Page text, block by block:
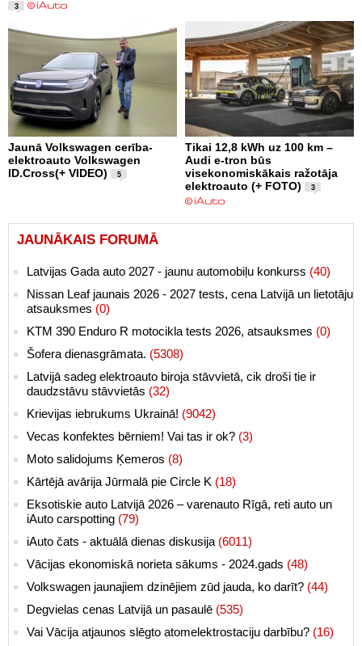
3
Jaunā Volkswagen cerība-
elektroauto Volkswagen
ID.Cross(+ VIDEO)
5
Tikai 12,8 kWh uz 100 km –
Audi e-tron būs
visekonomiskākais ražotāja
elektroauto (+ FOTO)
3
JAUNĀKAIS FORUMĀ
Latvijas Gada auto 2027 - jaunu automobiļu konkurss (40)
Nissan Leaf jaunais 2026 - 2027 tests, cena Latvijā un lietotāju
atsauksmes (0)
KTM 390 Enduro R motocikla tests 2026, atsauksmes (0)
Šofera dienasgrāmata. (5308)
Latvijā sadeg elektroauto biroja stāvvietā, cik droši tie ir
daudzstāvu stāvvietās (32)
Krievijas iebrukums Ukrainā! (9042)
Vecas konfektes bērniem! Vai tas ir ok? (3)
Moto salidojums Ķemeros (8)
Kārtējā avārija Jūrmalā pie Circle K (18)
Eksotiskie auto Latvijā 2026 – varenauto Rīgā, reti auto un
iAuto carspotting (79)
iAuto čats - aktuālā dienas diskusija (6011)
Vācijas ekonomiskā norieta sākums - 2024.gads (48)
Volkswagen jaunajiem dzinējiem zūd jauda, ko darīt? (44)
Degvielas cenas Latvijā un pasaulē (535)
Vai Vācija atjaunos slēgto atomelektrostaciju darbību? (16)